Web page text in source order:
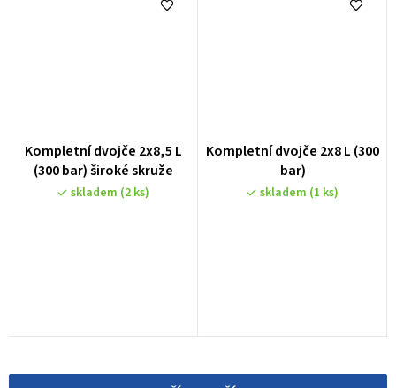
Kompletní dvojče 2x8,5 L
(300 bar) široké skruže
skladem (2 ks)
Kompletní dvojče 2x8 L (300
bar)
skladem (1 ks)